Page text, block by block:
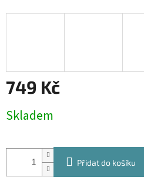
749 Kč
cena:
Skladem
Přidat do košíku